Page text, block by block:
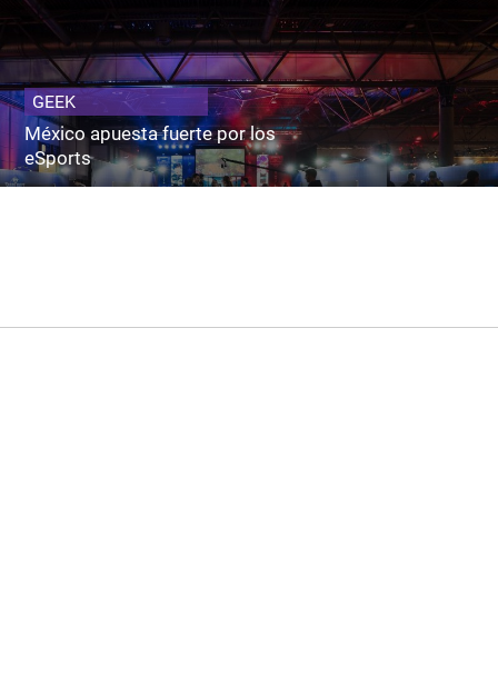
GEEK
México apuesta fuerte por los
eSports